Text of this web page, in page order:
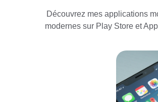
Découvrez mes applications
modernes sur Play Store et